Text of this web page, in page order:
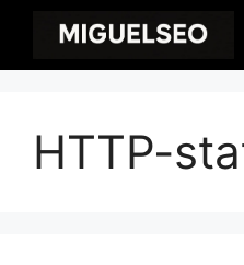
HTTP-